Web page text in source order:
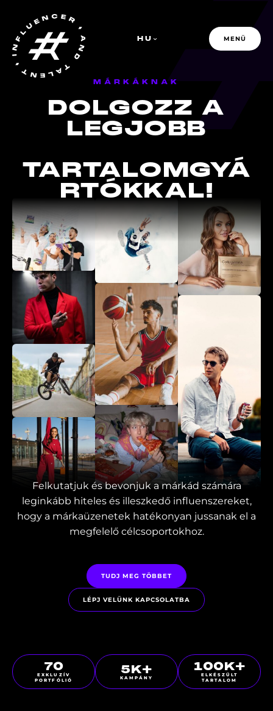
HU MENÜ
PFR GROUP
MÁRKÁKNAK
DOLGOZZ A
LEGJOBB
TARTALOMGYÁ
RTÓKKAL!
Felkutatjuk és bevonjuk a márkád számára
leginkább hiteles és illeszkedő influenszereket,
hogy a márkaüzenetek hatékonyan jussanak el a
megfelelő célcsoportokhoz.
TUDJ MEG TÖBBET
LÉPJ VELÜNK KAPCSOLATBA
70
EXKLUZÍV
PORTFÓLIÓ
5K+
KAMPÁNY
100K+
ELKÉSZÜLT
TARTALOM